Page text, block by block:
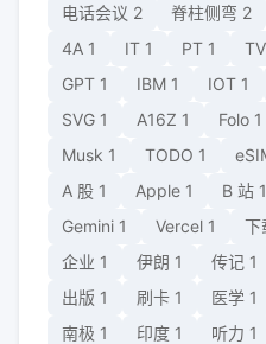
电话会议 2 脊柱侧弯 2
4A 1 IT 1 PT 1 TV
GPT 1 IBM 1 IOT 1
SVG 1 A16Z 1 Folo 1
Musk 1 TODO 1
A 股 1 Apple 1 B 站 1
Gemini 1 Vercel 1 下
企业 1 伊朗 1 传记 1
出版 1 刷卡 1 医学 1
南极 1 印度 1 听力 1